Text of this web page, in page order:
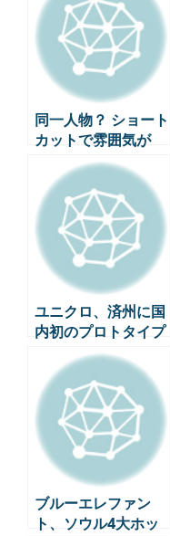
ーを履く本当の理由
同一人物？ ショート
カットで雰囲気が
180度変わった女優
たちのビフォー＆ア
フター
ユニクロ、済州に国
内初のプロトタイプ
店舗をオープン – 東
南店と西帰浦店の新
たな試み
ブルーエレファン
ト、ソウル4大ホッ